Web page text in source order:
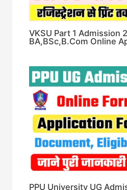
VKSU Part 1 Admission
BA,BSc,B.Com Online
PPU University UG